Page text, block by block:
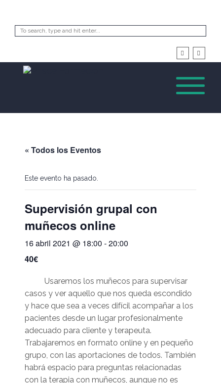
« Todos los Eventos
Este evento ha pasado.
Supervisión grupal con
muñecos online
16 abril 2021 @ 18:00 -20:00
40€
Usaremos los muñecos para supervisar
casos y ver aquello que nos queda escondido
y hace que sea a veces difícil acompañar a los
pacientes desde un lugar profesionalmente
adecuado para cliente y terapeuta.
Trabajaremos en formato online y en pequeño
grupo, con las aportaciones de todos. También
habrá espacio para preguntas relacionadas
con la terapia con muñecos, aunque no es